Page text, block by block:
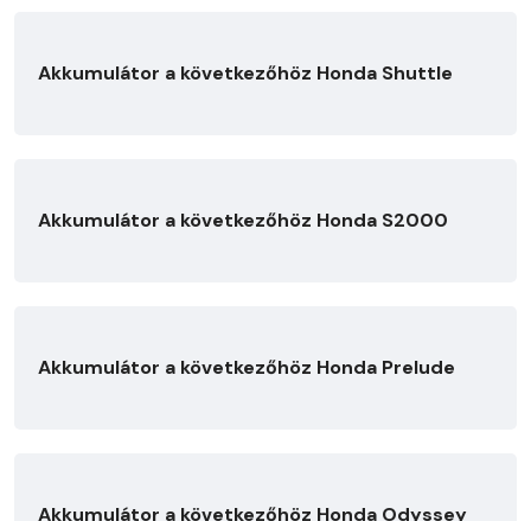
Akkumulátor a következőhöz Honda Shuttle
Akkumulátor a következőhöz Honda S2000
Akkumulátor a következőhöz Honda Prelude
Akkumulátor a következőhöz Honda Odyssey